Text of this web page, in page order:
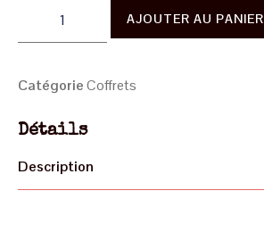
AJOUTER AU PANIER
CatégorieCoffrets
Détails
Description